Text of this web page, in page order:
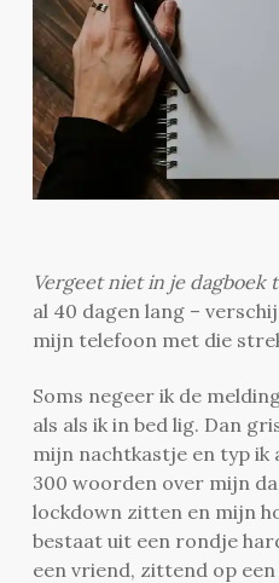
Vergeet niet in je dagboek
al 40 dagen lang –
mijn telefoon met die
Soms negeer ik de
als als ik in bed lig. Dan
mijn nachtkastje en typ
300 woorden over mijn
lockdown zitten en mijn
bestaat uit een rondje
een vriend, zittend op